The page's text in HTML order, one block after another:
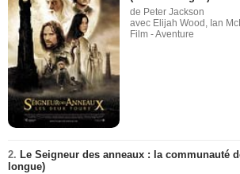
de Peter Jackson
avec Elijah Wood, Ian
Film - Aventure
2. Le Seigneur des anneaux : la communauté
longue)